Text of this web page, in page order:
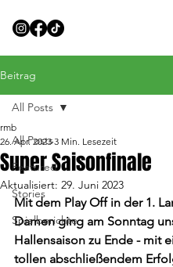
Beitrag
All Posts
Featured
Stories
Spielberichte
All Posts
Super Saisonfinale
rmb
26. Apr. 2023 3 Min. Lesezeit
Aktualisiert: 29. Juni 2023
Mit dem Play Off in der 1.
Damen ging am Sonntag
Hallensaison zu Ende - mit
tollen abschließendem